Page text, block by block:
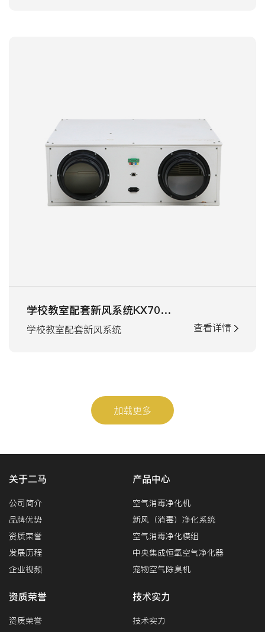
学校教室配套新风系统KX700机型
学校教室配套新风系统 查看详情
加载更多
关于二马
公司简介
品牌优势
资质荣誉
发展历程
企业视频
产品中心
空气消毒净化机
新风（消毒）净化系统
空气消毒净化模组
中央集成恒氧空气净化器
宠物空气除臭机
资质荣誉
资质荣誉
技术实力
技术实力